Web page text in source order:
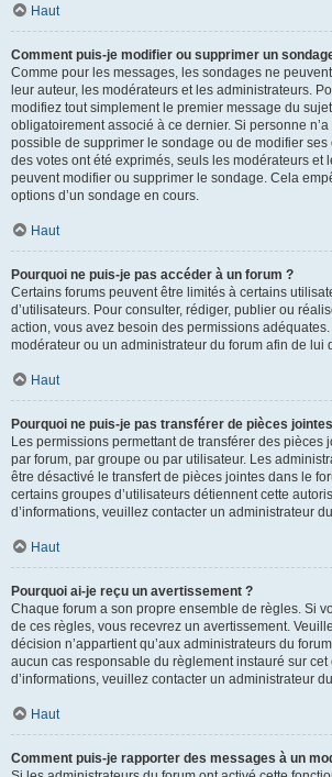
Haut
Comment puis-je modifier ou supprimer un
Comme pour les messages, les sondages ne
leur auteur, les modérateurs et les administrateurs.
modifiez tout simplement le premier message du
obligatoirement associé à ce dernier. Si personne
possible de supprimer le sondage ou de modifier ses
des votes ont été exprimés, seuls les modérateurs et
peuvent modifier ou supprimer le sondage. Cela
options d’un sondage en cours.
Haut
Pourquoi ne puis-je pas accéder à un forum ?
Certains forums peuvent être limités à certains
d’utilisateurs. Pour consulter, rédiger, publier ou
action, vous avez besoin des permissions
modérateur ou un administrateur du forum afin de lui
Haut
Pourquoi ne puis-je pas transférer de pièces
Les permissions permettant de transférer des pièces
par forum, par groupe ou par utilisateur. Les
être désactivé le transfert de pièces jointes dans le
certains groupes d’utilisateurs détiennent cette
d’informations, veuillez contacter un administrateur
Haut
Pourquoi ai-je reçu un avertissement ?
Chaque forum a son propre ensemble de règles. Si
de ces règles, vous recevrez un avertissement.
décision n’appartient qu’aux administrateurs du
aucun cas responsable du règlement instauré sur cet
d’informations, veuillez contacter un administrateur
Haut
Comment puis-je rapporter des messages à un